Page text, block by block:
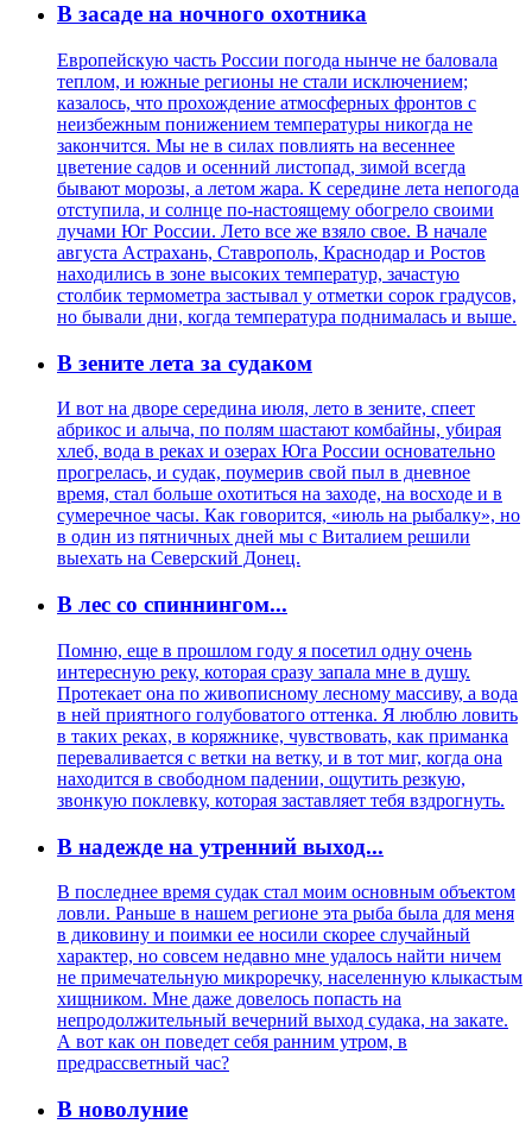
В засаде на ночного охотника
Европейскую часть России погода нынче не баловала
теплом, и южные регионы не стали исключением;
казалось, что прохождение атмосферных фронтов с
неизбежным понижением температуры никогда не
закончится. Мы не в силах повлиять на весеннее
цветение садов и осенний листопад, зимой всегда
бывают морозы, а летом жара. К середине лета непогода
отступила, и солнце по-настоящему обогрело своими
лучами Юг России. Лето все же взяло свое. В начале
августа Астрахань, Ставрополь, Краснодар и Ростов
находились в зоне высоких температур, зачастую
столбик термометра застывал у отметки сорок градусов,
но бывали дни, когда температура поднималась и выше.
В зените лета за судаком
И вот на дворе середина июля, лето в зените, спеет
абрикос и алыча, по полям шастают комбайны, убирая
хлеб, вода в реках и озерах Юга России основательно
прогрелась, и судак, поумерив свой пыл в дневное
время, стал больше охотиться на заходе, на восходе и в
сумеречное часы. Как говорится, «июль на рыбалку», но
в один из пятничных дней мы с Виталием решили
выехать на Северский Донец.
В лес со спиннингом...
Помню, еще в прошлом году я посетил одну очень
интересную реку, которая сразу запала мне в душу.
Протекает она по живописному лесному массиву, а вода
в ней приятного голубоватого оттенка. Я люблю ловить
в таких реках, в коряжнике, чувствовать, как приманка
переваливается с ветки на ветку, и в тот миг, когда она
находится в свободном падении, ощутить резкую,
звонкую поклевку, которая заставляет тебя вздрогнуть.
В надежде на утренний выход...
В последнее время судак стал моим основным объектом
ловли. Раньше в нашем регионе эта рыба была для меня
в диковину и поимки ее носили скорее случайный
характер, но совсем недавно мне удалось найти ничем
не примечательную микроречку, населенную клыкастым
хищником. Мне даже довелось попасть на
непродолжительный вечерний выход судака, на закате.
А вот как он поведет себя ранним утром, в
предрассветный час?
В новолуние